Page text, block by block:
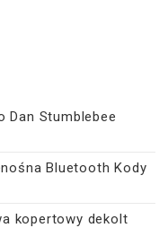
Dan Stumblebee
Bluetooth Kody
kopertowy dekolt